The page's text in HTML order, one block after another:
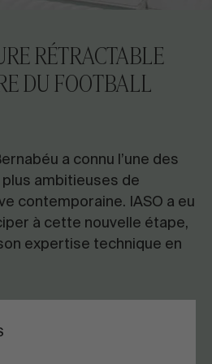
RÉTRACTABLE
DU FOOTBALL
a connu l’une des
ambitieuses de
contemporaine. IASO a eu
à cette nouvelle étape,
expertise technique en
la conception, la
l’ingénierie et